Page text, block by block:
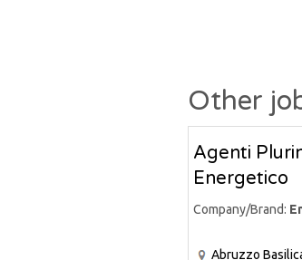
Other
Agenti
Energetico
Company/Brand:
Abruzzo